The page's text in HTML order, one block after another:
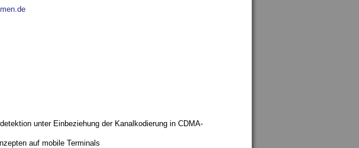
unter Einbeziehung der Kanalkodierung in CDMA-
auf mobile Terminals